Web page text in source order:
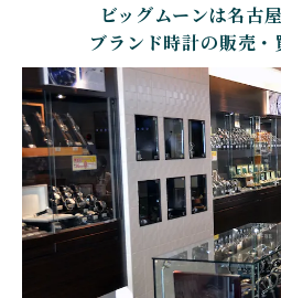
CARTIER
カルティエ
CHOPARD
ショパール
GLASHUTTE ORIGINA
L
グラスヒュッテ・オリジ
ナル
ALAIN SILBERSTEIN
アラン・シルベスタイン
BEAUBLEU
ボーブルー
BLANCPAIN
ブランパン
BOVET
ボヴェ
BREITLING
ブライトリング
ビッグムーンは名古
ブランド時計の販売